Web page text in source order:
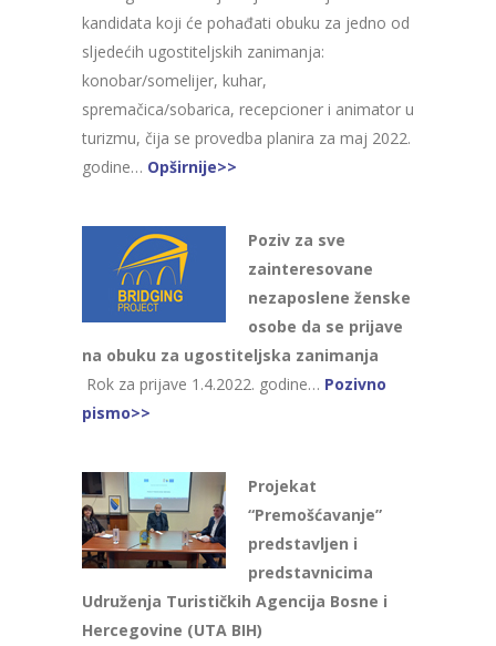
kandidata koji će pohađati obuku za jedno od
sljedećih ugostiteljskih zanimanja:
konobar/somelijer, kuhar,
spremačica/sobarica, recepcioner i animator u
turizmu, čija se provedba planira za maj 2022.
godine… Opširnije>>
Poziv za sve
zainteresovane
nezaposlene ženske
osobe da se prijave
na obuku za ugostiteljska zanimanja
Rok za prijave 1.4.2022. godine… Pozivno
pismo>>
Projekat
“Premošćavanje”
predstavljen i
predstavnicima
Udruženja Turističkih Agencija Bosne i
Hercegovine (UTA BIH)